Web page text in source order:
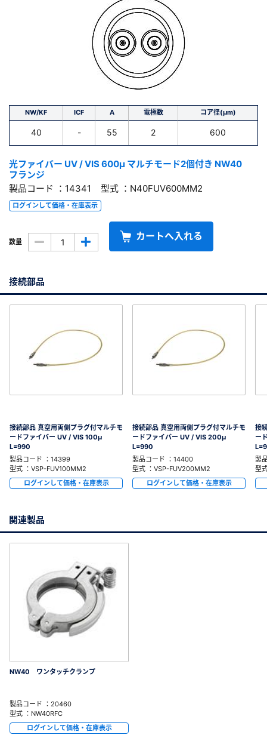
NW/KF ICF A 電極数 コア径(μm)
40 - 55 2 600
光ファイバー UV / VIS 600μ マルチモード2個付き NW40
フランジ
製品コード ：14341 型式 ：N40FUV600MM2
ログインして価格・在庫表示
数量 カートへ入れる
接続部品
接続部品 真空用両側プラグ付マルチモ
ードファイバー UV / VIS 100μ
L=990
製品コード ：14399
型式 ：VSP-FUV100MM2
ログインして価格・在庫表示
接続部品 真空用両側プラグ付マルチモ
ードファイバー UV / VIS 200μ
L=990
製品コード ：14400
型式 ：VSP-FUV200MM2
ログインして価格・在庫表示
接
ー
製
型
関連製品
NW40 ワンタッチクランプ
製品コード ：20460
型式 ：NW40RFC
ログインして価格・在庫表示